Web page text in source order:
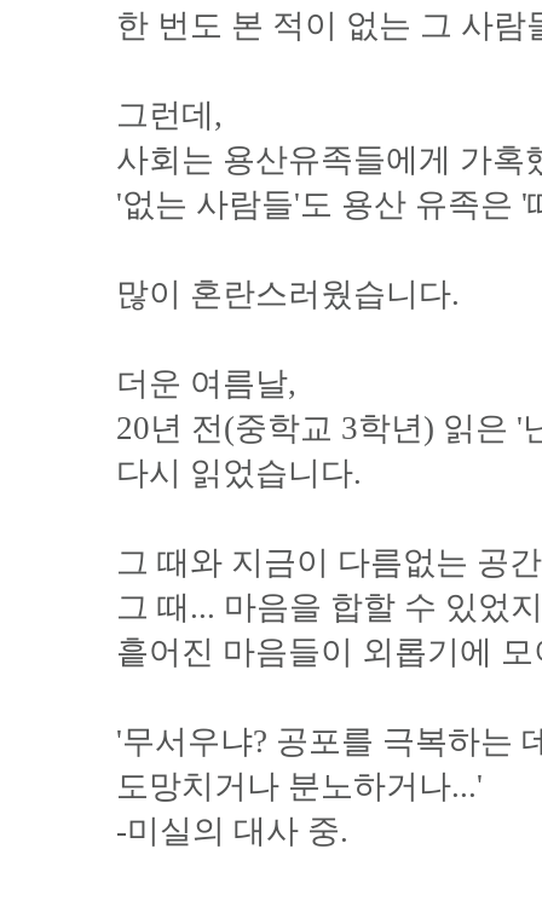
한 번도 본 적이 없는 그 사
그런데,
사회는 용산유족들에게 가혹
'없는 사람들'도 용산 유족은 '
많이 혼란스러웠습니다.
더운 여름날,
20년 전(중학교 3학년) 읽은 '
다시 읽었습니다.
그 때와 지금이 다름없는 공
그 때... 마음을 합할 수 있었
흩어진 마음들이 외롭기에
'무서우냐? 공포를 극복하는
도망치거나 분노하거나...'
-미실의 대사 중.